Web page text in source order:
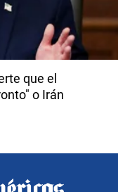
que el
o Irán